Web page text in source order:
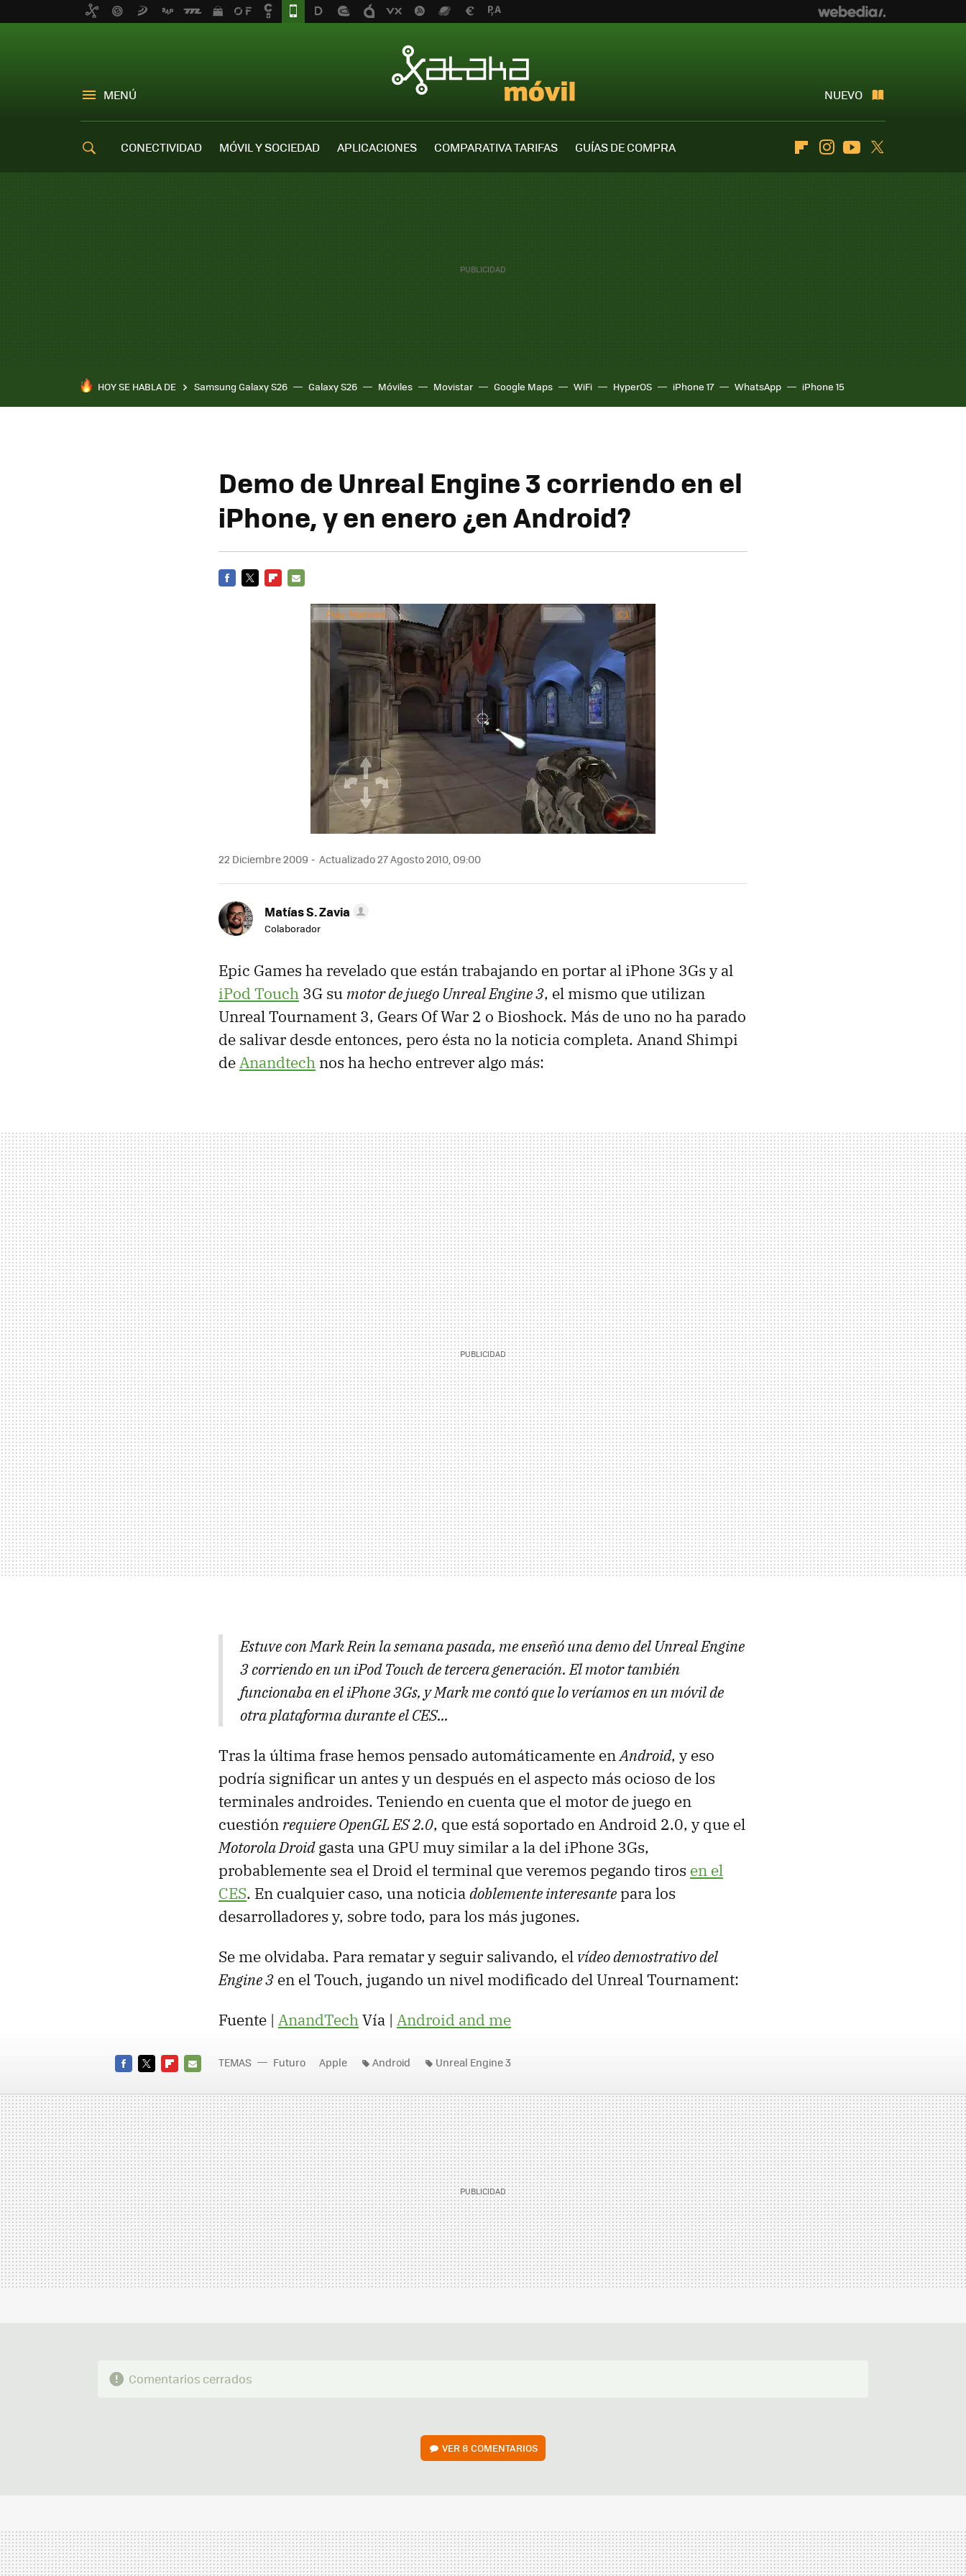
MENÚ NUEVO
CONECTIVIDAD MÓVIL Y SOCIEDAD APLICACIONES COMPARATIVA TARIFAS
GUÍAS DE COMPRA
FlipboardInstagramYoutube
HOY SE HABLA DE Samsung Galaxy S26 Galaxy S26 Móviles Movistar Google Maps WiFi HyperOS iPhone 17 WhatsApp iPhone 15
Demo de Unreal Engine 3 corriendo en el
iPhone, y en enero ¿en Android?
22 Diciembre 2009 Actualizado 27 Agosto 2010, 09:00
Matías S. Zavia
Colaborador
Epic Games ha revelado que están trabajando en portar al iPhone 3Gs y al
iPod Touch 3G su motor de juego Unreal Engine 3, el mismo que utilizan
Unreal Tournament 3, Gears Of War 2 o Bioshock. Más de uno no ha parado
de salivar desde entonces, pero ésta no la noticia completa. Anand Shimpi
deAnandtech nos ha hecho entrever algo más:
Estuve con Mark Rein la semana pasada, me enseñó una demo del Unreal Engine
3 corriendo en un iPod Touch de tercera generación. El motor también
funcionaba en el iPhone 3Gs, y Mark me contó que lo veríamos en un móvil de
otra plataforma durante el CES...
Tras la última frase hemos pensado automáticamente enAndroid, y eso
podría significar un antes y un después en el aspecto más ocioso de los
terminales androides. Teniendo en cuenta que el motor de juego en
cuestión requiere OpenGL ES 2.0, que está soportado en Android 2.0, y que el
Motorola Droidgasta una GPU muy similar a la del iPhone 3Gs,
probablemente sea el Droid el terminal que veremos pegando tiros en el
CES. En cualquier caso, una noticiadoblemente interesantepara los
desarrolladores y, sobre todo, para los más jugones.
Se me olvidaba. Para rematar y seguir salivando, el vídeo demostrativo del
Engine 3 en el Touch, jugando un nivel modificado del Unreal Tournament:
Fuente | AnandTechVía | Android and me
MAIL
TEMAS Futuro Apple Android Unreal Engine 3
Comentarios cerrados
VER8 COMENTARIOS